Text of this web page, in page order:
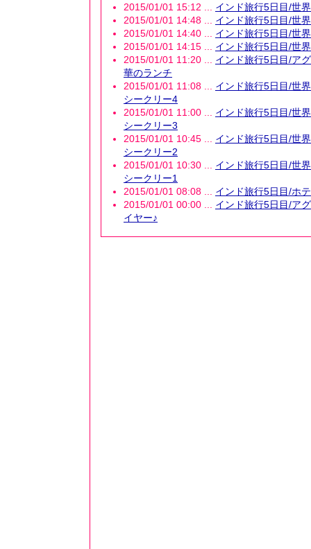
2015/01/01 15:12 ... インド旅行5日目/世
2015/01/01 14:48 ... インド旅行5日目/世
2015/01/01 14:40 ... インド旅行5日目/世
2015/01/01 14:15 ... インド旅行5日目/世
2015/01/01 11:20 ... インド旅行5日目/ア
華のランチ
2015/01/01 11:08 ... インド旅行5日目/世
シークリー4
2015/01/01 11:00 ... インド旅行5日目/世
シークリー3
2015/01/01 10:45 ... インド旅行5日目/世
シークリー2
2015/01/01 10:30 ... インド旅行5日目/世
シークリー1
2015/01/01 08:08 ... インド旅行5日目/ホ
2015/01/01 00:00 ... インド旅行5日目/ア
イヤー♪